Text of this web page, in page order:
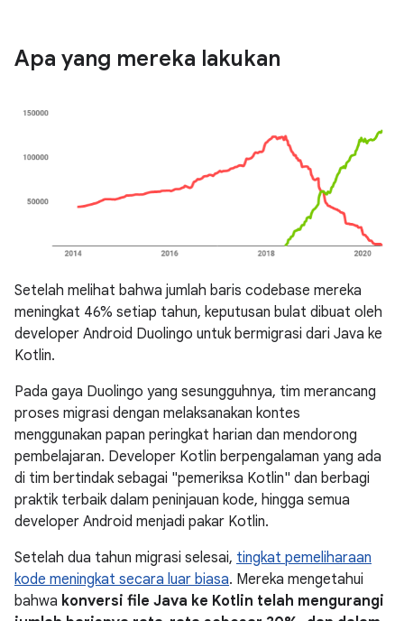
Apa yang mereka lakukan
Setelah melihat bahwa jumlah baris codebase mereka
meningkat 46% setiap tahun, keputusan bulat dibuat oleh
developer Android Duolingo untuk bermigrasi dari Java ke
Kotlin.
Pada gaya Duolingo yang sesungguhnya, tim merancang
proses migrasi dengan melaksanakan kontes
menggunakan papan peringkat harian dan mendorong
pembelajaran. Developer Kotlin berpengalaman yang ada
di tim bertindak sebagai "pemeriksa Kotlin" dan berbagi
praktik terbaik dalam peninjauan kode, hingga semua
developer Android menjadi pakar Kotlin.
Setelah dua tahun migrasi selesai, tingkat pemeliharaan
kode meningkat secara luar biasa. Mereka mengetahui
bahwa konversi file Java ke Kotlin telah mengurangi